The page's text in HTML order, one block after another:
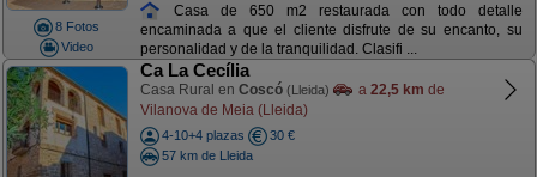
8 Fotos
Video
Casa de 650 m2 restaurada con todo detalle
encaminada a que el cliente disfrute de su encanto, su
personalidad y de la tranquilidad. Clasifi ...
Ca La Cecília
Casa Rural en Coscó (Lleida) a 22,5 km de
Vilanova de Meia (Lleida)
4-10+4 plazas
30 €
57 km de Lleida